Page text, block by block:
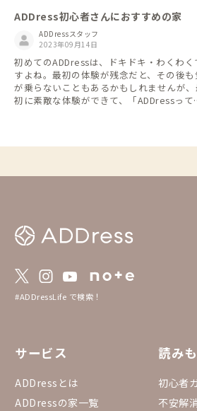
ADDress初心者さんにおすすめの家
ADDressスタッフ
2023年09月14日
初めてのADDressは、ドキドキ・わくわく
すよね。最初の体験が残念だと、その後も
が乗らないこともあるかもしれませんが、
初に素敵な体験ができて、「ADDressって
れば２，３日は滞在してほしいけど、最初
（カバー写真は、用宗の家守の八木さん
#ADDressLife で検索！
サービス
ADDressとは
ADDressの家一覧
読み
初心者
不安解